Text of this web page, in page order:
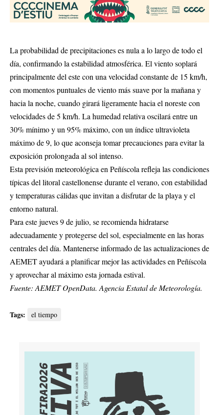
La probabilidad de precipitaciones es nula a lo largo de todo el
día, confirmando la estabilidad atmosférica. El viento soplará
principalmente del este con una velocidad constante de 15 km/h,
con momentos puntuales de viento más suave por la mañana y
hacia la noche, cuando girará ligeramente hacia el noreste con
velocidades de 5 km/h. La humedad relativa oscilará entre un
30% mínimo y un 95% máximo, con un índice ultravioleta
máximo de 9, lo que aconseja tomar precauciones para evitar la
exposición prolongada al sol intenso.
Esta previsión meteorológica en Peñíscola refleja las condiciones
típicas del litoral castellonense durante el verano, con estabilidad
y temperaturas cálidas que invitan a disfrutar de la playa y el
entorno natural.
Para este jueves 9 de julio, se recomienda hidratarse
adecuadamente y protegerse del sol, especialmente en las horas
centrales del día. Mantenerse informado de las actualizaciones de
AEMET ayudará a planificar mejor las actividades en Peñíscola
y aprovechar al máximo esta jornada estival.
Fuente: AEMET OpenData. Agencia Estatal de Meteorología.
Tags: el tiempo